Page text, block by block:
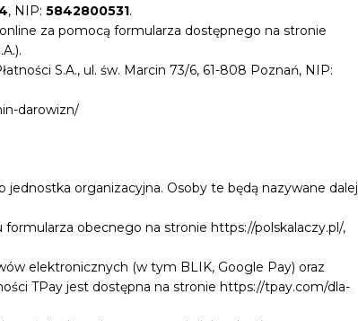
, NIP: 5842800531.
za pomocą formularza dostępnego na stronie
S.A., ul. św. Marcin 73/6, 61-808 Poznań, NIP:
darowizn/
jednostka organizacyjna. Osoby te będą nazywane dalej
obecnego na stronie https://polskalaczy.pl/,
elektronicznych (w tym BLIK, Google Pay) oraz
TPay jest dostępna na stronie https://tpay.com/dla-